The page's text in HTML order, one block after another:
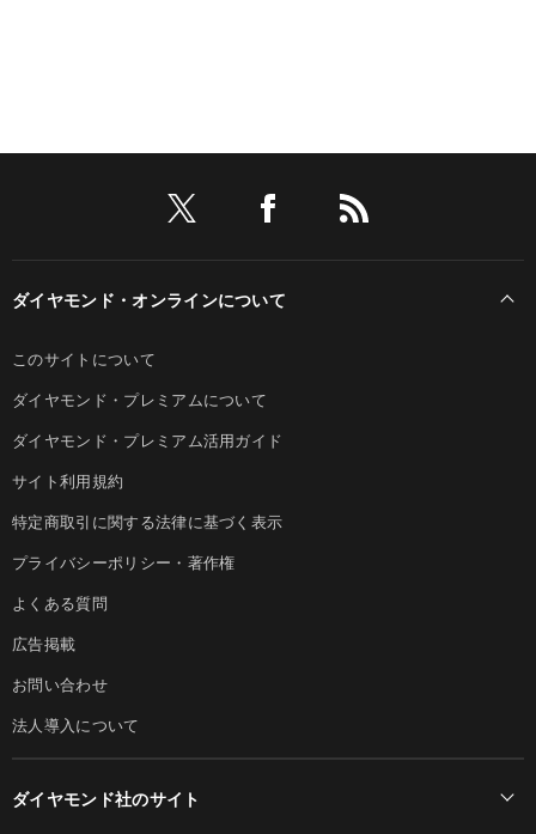
ダイヤモンド・オンラインについて
このサイトについて
ダイヤモンド・プレミアムについて
ダイヤモンド・プレミアム活用ガイド
サイト利用規約
特定商取引に関する法律に基づく表示
プライバシーポリシー・著作権
よくある質問
広告掲載
お問い合わせ
法人導入について
ダイヤモンド社のサイト